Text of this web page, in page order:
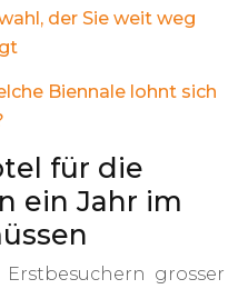
der Sie weit weg
Biennale lohnt sich
für die
ein Jahr im
grosser